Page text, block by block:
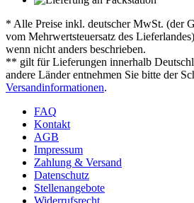
* Alle Preise inkl. deutscher MwSt. (der
vom Mehrwertsteuersatz des
wenn nicht anders beschrieben.
** gilt für Lieferungen innerhalb
andere Länder entnehmen Sie bitte der
Versandinformationen.
FAQ
Kontakt
AGB
Impressum
Zahlung & Versand
Datenschutz
Stellenangebote
Widerrufsrecht